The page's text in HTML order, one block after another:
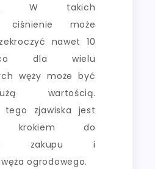
W takich
ciśnienie może
nawet 10
dla wielu
węży może być
wartością.
tego zjawiska jest
krokiem do
zakupu i
ogrodowego.